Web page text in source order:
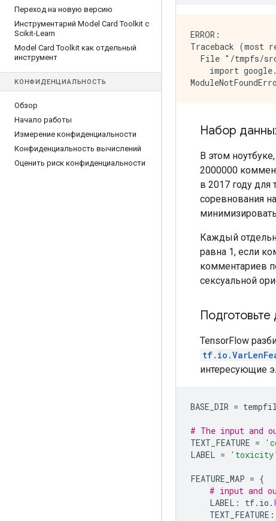
Переход на новую версию
Инструментарий Model Card Toolkit с
Scikit-Learn
Model Card Toolkit как отдельный
инструмент
КОНФИДЕНЦИАЛЬНОСТЬ
Обзор
Начало работы
Измерение конфиденциальности
Конфиденциальность вычислений
Оценить риск конфиденциальности
ERROR:
Traceback
File "/tmpfs/
import
Набор
В этом
2000000
в 2017 году для
соревнования
Каждый
равна 1, если
комментариев
сексуальной
TensorFlow
интересующие
BASE_DIR =
# The input and
TEXT_FEATURE =
LABEL = 'toxicity'
FEATURE_MAP = {
# input and
LABEL : tf. io .
TEXT_FEATURE :